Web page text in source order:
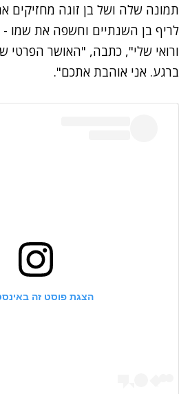
תמונה שלה ושל בן זוגה מחזיקים
לריף בן השנתיים וחשפה את שמו -
ורואי שלי", כתבה, "האושר הפרטי
ברגע. אני אוהבת אתכם".
הצגת פוסט זה